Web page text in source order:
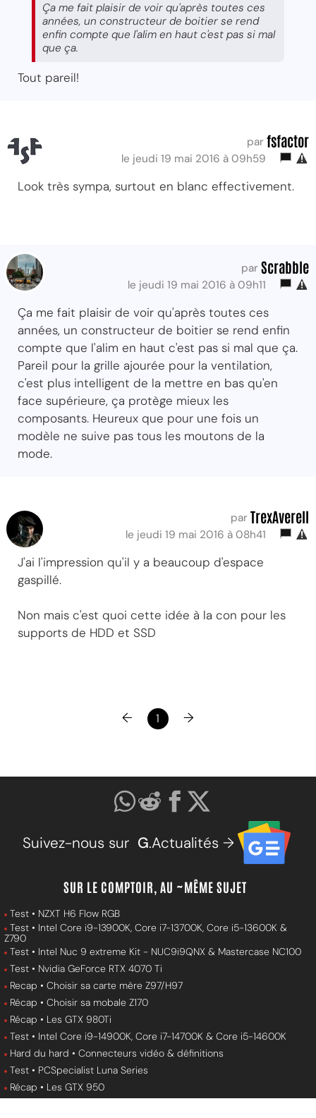
Ça me fait plaisir de voir qu'après toutes ces
années, un constructeur de boitier se rend
enfin compte que l'alim en haut c'est pas si mal
que ça.
Tout pareil!
par fsfactor
le jeudi 19 mai 2016 à 09h59
Look très sympa, surtout en blanc effectivement.
par Scrabble
le jeudi 19 mai 2016 à 09h11
Ça me fait plaisir de voir qu'après toutes ces
années, un constructeur de boitier se rend enfin
compte que l'alim en haut c'est pas si mal que ça.
Pareil pour la grille ajourée pour la ventilation,
c'est plus intelligent de la mettre en bas qu'en
face supérieure, ça protège mieux les
composants. Heureux que pour une fois un
modèle ne suive pas tous les moutons de la
mode.
par TrexAverell
le jeudi 19 mai 2016 à 08h41
J'ai l'impression qu'il y a beaucoup d'espace
gaspillé.
Non mais c'est quoi cette idée à la con pour les
supports de HDD et SSD
← 1 →
Suivez-nous sur G.Actualités →
SUR LE COMPTOIR, AU ~MÊME SUJET
Test • NZXT H6 Flow RGB
Test • Intel Core i9-13900K, Core i7-13700K, Core i5-13600K &
Z790
Test • Intel Nuc 9 extreme Kit - NUC9i9QNX & Mastercase NC100
Test • Nvidia GeForce RTX 4070 Ti
Recap • Choisir sa carte mère Z97/H97
Récap • Choisir sa mobale Z170
Récap • Les GTX 980Ti
Test • Intel Core i9-14900K, Core i7-14700K & Core i5-14600K
Hard du hard • Connecteurs vidéo & définitions
Test • PCSpecialist Luna Series
Récap • Les GTX 950